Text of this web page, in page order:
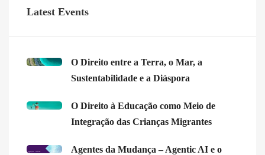
Latest Events
O Direito entre a Terra, o Mar, a
Sustentabilidade e a Diáspora
O Direito à Educação como Meio de
Integração das Crianças Migrantes
Agentes da Mudança – Agentic AI e o